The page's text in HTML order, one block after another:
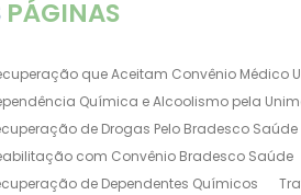
PÁGINAS
que Aceitam Convênio Médico
Química e Alcoolismo pela
de Drogas Pelo Bradesco Saúde
com Convênio Bradesco Saúde
de Dependentes Químicos